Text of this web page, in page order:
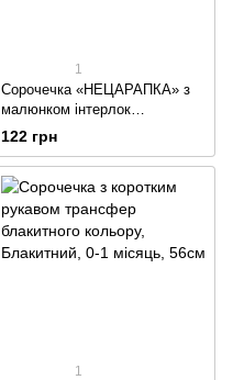
1
Сорочечка «НЕЦАРАПКА» з
малюнком інтерлок
бірюзового кольору
122 грн
1